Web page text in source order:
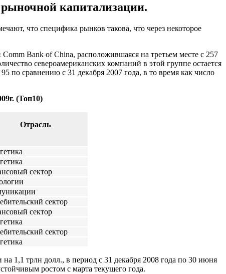
капитализации.
что специфика рынков такова, что через некоторое
Bank of China, расположившаяся на третьем месте с 257
североамериканских компаний в этой группе остается
по сравнению с 31 декабря 2007 года, в то время как число
(Топ10)
Отрасль
сектор
сектор
сектор
сектор
1,1 трлн долл., в период с 31 декабря 2008 года по 30 июня
ростом с марта текущего года.